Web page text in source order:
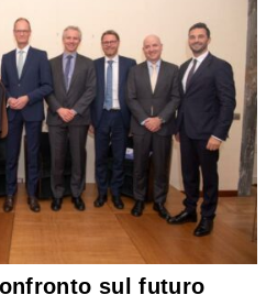
sul futuro